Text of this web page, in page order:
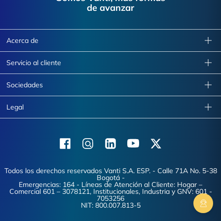
de avanzar
Acerca de
Servicio al cliente
Sociedades
Legal
FacebookInstagramLinkedinYoutubeX (Twitter)
Todos los derechos reservados Vanti S.A. ESP. - Calle 71A No. 5-38
Bogotá -
Emergencias: 164 - Líneas de Atención al Cliente: Hogar –
Comercial 601 – 3078121, Institucionales, Industria y GNV: 601 -
7053256
NIT: 800.007.813-5